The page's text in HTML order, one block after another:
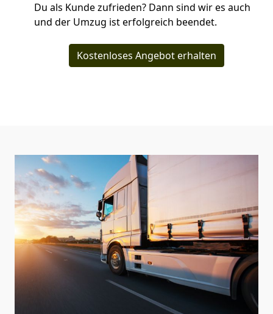
Du als Kunde zufrieden? Dann sind wir es auch
und der Umzug ist erfolgreich beendet.
Kostenloses Angebot erhalten